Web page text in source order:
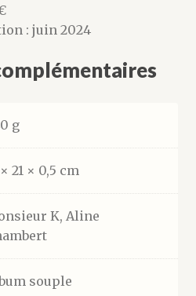
: juin 2024
g
21 × 0,5 cm
K, Aline
souple